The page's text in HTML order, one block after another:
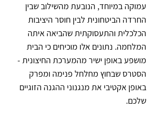
עמוקה במיוחד, הנובעת מהשילוב שבין
החרדה הביטחונית לבין חוסר היציבות
הכלכלית והתעסוקתית שהביאה איתה
המלחמה. נתונים אלו מוכיחים כי הבית
מושפע באופן ישיר מהמערכת החיצונית -
הסטרס שבחוץ מחלחל פנימה ומפרק
באופן אקטיבי את מנגנוני ההגנה הזוגיים
שלכם.